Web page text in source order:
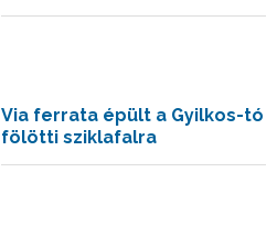
Via ferrata épült a Gyilkos-tó
fölötti sziklafalra